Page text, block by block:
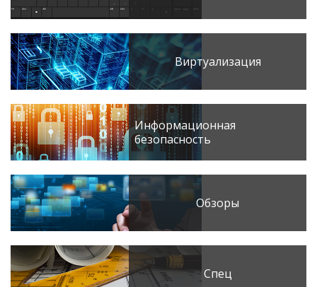
Виртуализация
Информационная
безопасность
Обзоры
Спец